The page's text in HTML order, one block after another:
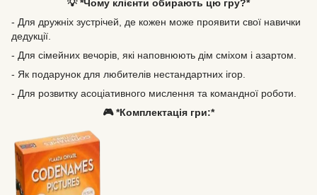
💡 *Чому клієнти обирають цю гру?*
- Для дружніх зустрічей, де кожен може проявити свої навички
дедукції.
- Для сімейних вечорів, які наповнюють дім сміхом і азартом.
- Як подарунок для любителів нестандартних ігор.
- Для розвитку асоціативного мислення та командної роботи.
🎮 *Комплектація гри:*